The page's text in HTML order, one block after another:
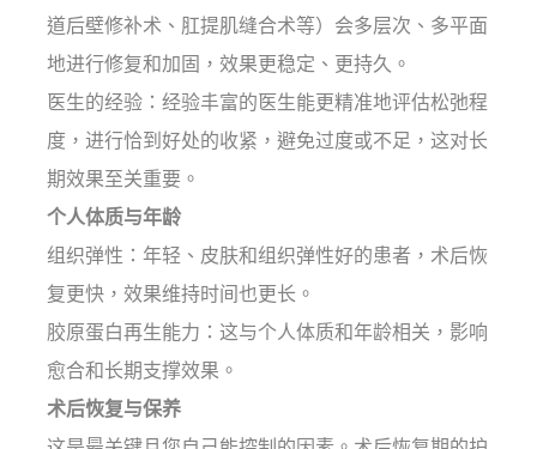
道后壁修补术、肛提肌缝合术等）会多层次、多平面
地进行修复和加固，效果更稳定、更持久。
医生的经验：经验丰富的医生能更精准地评估松弛程
度，进行恰到好处的收紧，避免过度或不足，这对长
期效果至关重要。
个人体质与年龄
组织弹性：年轻、皮肤和组织弹性好的患者，术后恢
复更快，效果维持时间也更长。
胶原蛋白再生能力：这与个人体质和年龄相关，影响
愈合和长期支撑效果。
术后恢复与保养